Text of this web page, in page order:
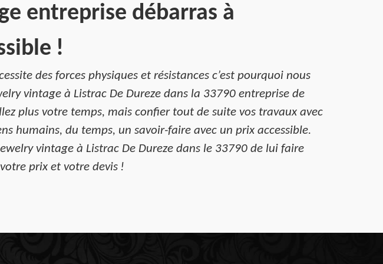
entreprise débarras à
!
des forces physiques et résistances c’est pourquoi nous
vintage à Listrac De Dureze dans la 33790 entreprise de
plus votre temps, mais confier tout de suite vos travaux avec
humains, du temps, un savoir-faire avec un prix accessible.
vintage à Listrac De Dureze dans le 33790 de lui faire
prix et votre devis !